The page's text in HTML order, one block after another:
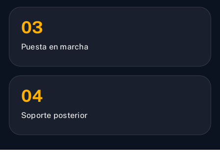
03
Puesta en marcha
04
Soporte posterior